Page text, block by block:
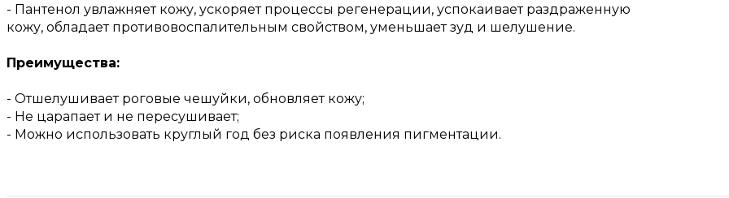
- Пантенол увлажняет кожу, ускоряет процессы регенерации, успокаивает раздраженную
кожу, обладает противовоспалительным свойством, уменьшает зуд и шелушение.
Преимущества:
- Отшелушивает роговые чешуйки, обновляет кожу;
- Не царапает и не пересушивает;
- Можно использовать круглый год без риска появления пигментации.